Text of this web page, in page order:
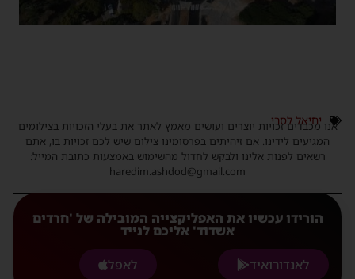
יחיאל לסרי
אנו מכבדים זכויות יוצרים ועושים מאמץ לאתר את בעלי הזכויות בצילומים
המגיעים לידינו. אם זיהיתים בפרסומינו צילום שיש לכם זכויות בו, אתם
רשאים לפנות אלינו ולבקש לחדול מהשימוש באמצעות כתובת המייל:
haredim.ashdod@gmail.com
הורידו עכשיו את האפליקצייה המובילה של 'חרדים
אשדוד' אליכם לנייד
לאנדורואיד
לאפל